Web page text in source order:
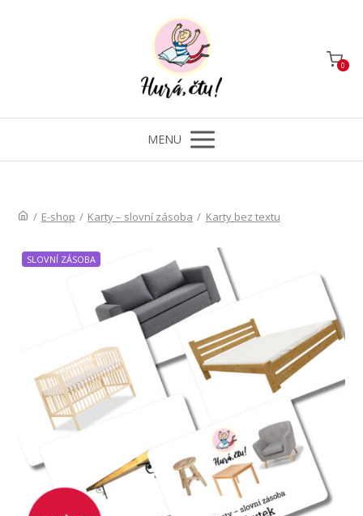
0
MENU
/ E-shop / Karty – slovní zásoba / Karty bez textu
SLOVNÍ ZÁSOBA